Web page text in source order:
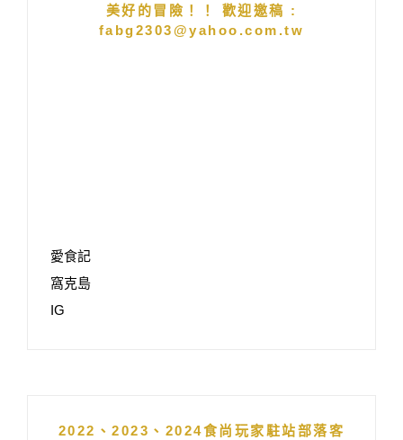
美好的冒險！！ 歡迎邀稿 :
fabg2303@yahoo.com.tw
愛食記
窩克島
IG
2022、2023、2024食尚玩家駐站部落客